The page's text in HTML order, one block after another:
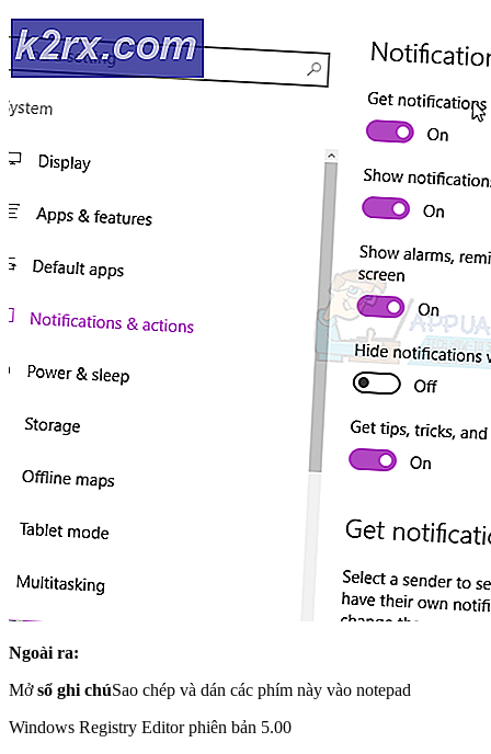
Ngoài ra:
Mởsổ ghi chúSao chép và dán các phím này vào notepad
Windows Registry Editor phiên bản 5.00